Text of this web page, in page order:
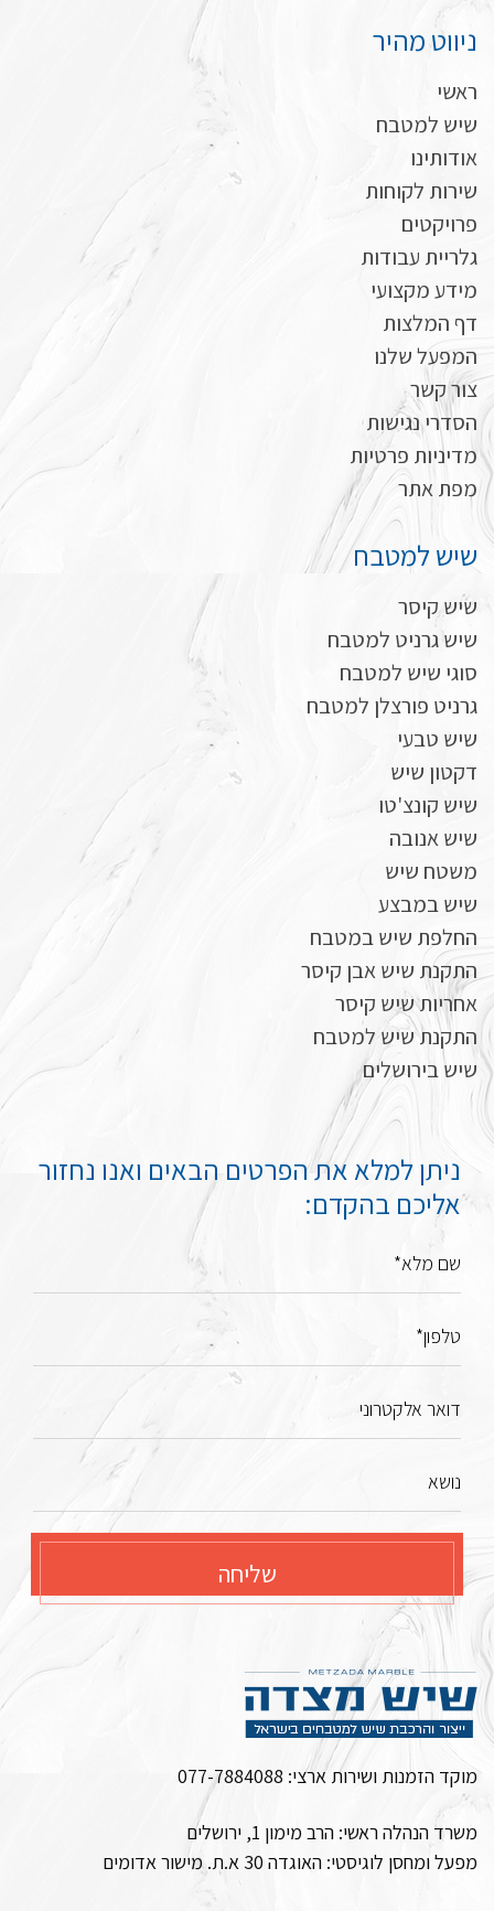
ניווט מהיר
ראשי
שיש למטבח
אודותינו
שירות לקוחות
פרויקטים
גלריית עבודות
מידע מקצועי
דף המלצות
המפעל שלנו
צור קשר
הסדרי נגישות
מדיניות פרטיות
מפת אתר
שיש למטבח
שיש קיסר
שיש גרניט למטבח
סוגי שיש למטבח
גרניט פורצלן למטבח
שיש טבעי
דקטון שיש
שיש קונצ'טו
שיש אנובה
משטח שיש
שיש במבצע
החלפת שיש במטבח
התקנת שיש אבן קיסר
אחריות שיש קיסר
התקנת שיש למטבח
שיש בירושלים
ניתן למלא את הפרטים הבאים ואנו נחזור
אליכם בהקדם:
שם מלא*
טלפון*
דואר אלקטרוני
נושא
שליחה
מוקד הזמנות ושירות ארצי: 077-7884088
משרד הנהלה ראשי: הרב מימון 1, ירושלים
מפעל ומחסן לוגיסטי: האוגדה 30 א.ת. מישור אדומים